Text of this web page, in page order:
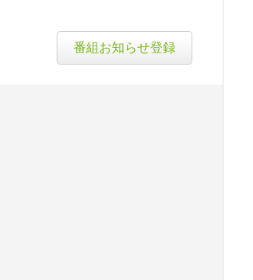
番組お知らせ登録